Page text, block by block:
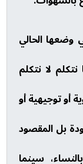
وضعها الحالي
لا نتكلم
أو توجيهية أو
بل المقصود
سينما